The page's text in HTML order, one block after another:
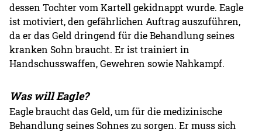
dessen Tochter vom Kartell gekidnappt wurde. Eagle
ist motiviert, den gefährlichen Auftrag auszuführen,
da er das Geld dringend für die Behandlung seines
kranken Sohn braucht. Er ist trainiert in
Handschusswaffen, Gewehren sowie Nahkampf.
Was will Eagle?
Eagle braucht das Geld, um für die medizinische
Behandlung seines Sohnes zu sorgen. Er muss sich